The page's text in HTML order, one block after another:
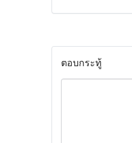
ตอบกระทู้